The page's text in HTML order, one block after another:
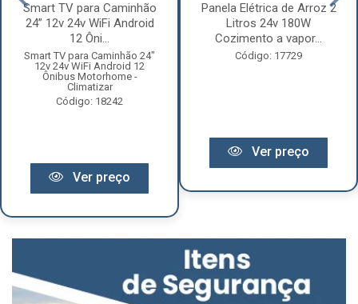
Smart TV para Caminhão
24” 12v 24v WiFi Android
12 Ôni...
Smart TV para Caminhão 24"
12v 24v WiFi Android 12
Ônibus Motorhome -
Climatizar
Código: 18242
Ver preço
Panela Elétrica de Arroz 2
Litros 24v 180W
Cozimento a vapor...
Código: 17729
Ver preço